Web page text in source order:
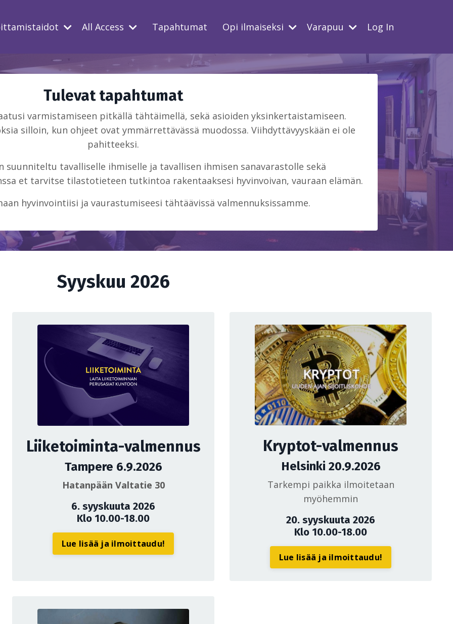
All Access Tapahtumat Opi ilmaiseksi Varapuu Log In
Tulevat tapahtumat
varmistamiseen pitkällä tähtäimellä, sekä asioiden yksinkertaistamiseen.
silloin, kun ohjeet ovat ymmärrettävässä muodossa. Viihdyttävyyskään ei ole
pahitteeksi.
suunniteltu tavalliselle ihmiselle ja tavallisen ihmisen sanavarastolle sekä
et tarvitse tilastotieteen tutkintoa rakentaaksesi hyvinvoivan, vauraan elämän.
hyvinvointiisi ja vaurastumiseesi tähtäävissä valmennuksissamme.
Syyskuu 2026
Liiketoiminta-valmennus
Tampere 6.9.2026
Hatanpään Valtatie 30
6. syyskuuta 2026
Klo 10.00-18.00
Lue lisää ja ilmoittaudu!
Kryptot-valmennus
Helsinki 20.9.2026
Tarkempi paikka ilmoitetaan
myöhemmin
20. syyskuuta 2026
Klo 10.00-18.00
Lue lisää ja ilmoittaudu!